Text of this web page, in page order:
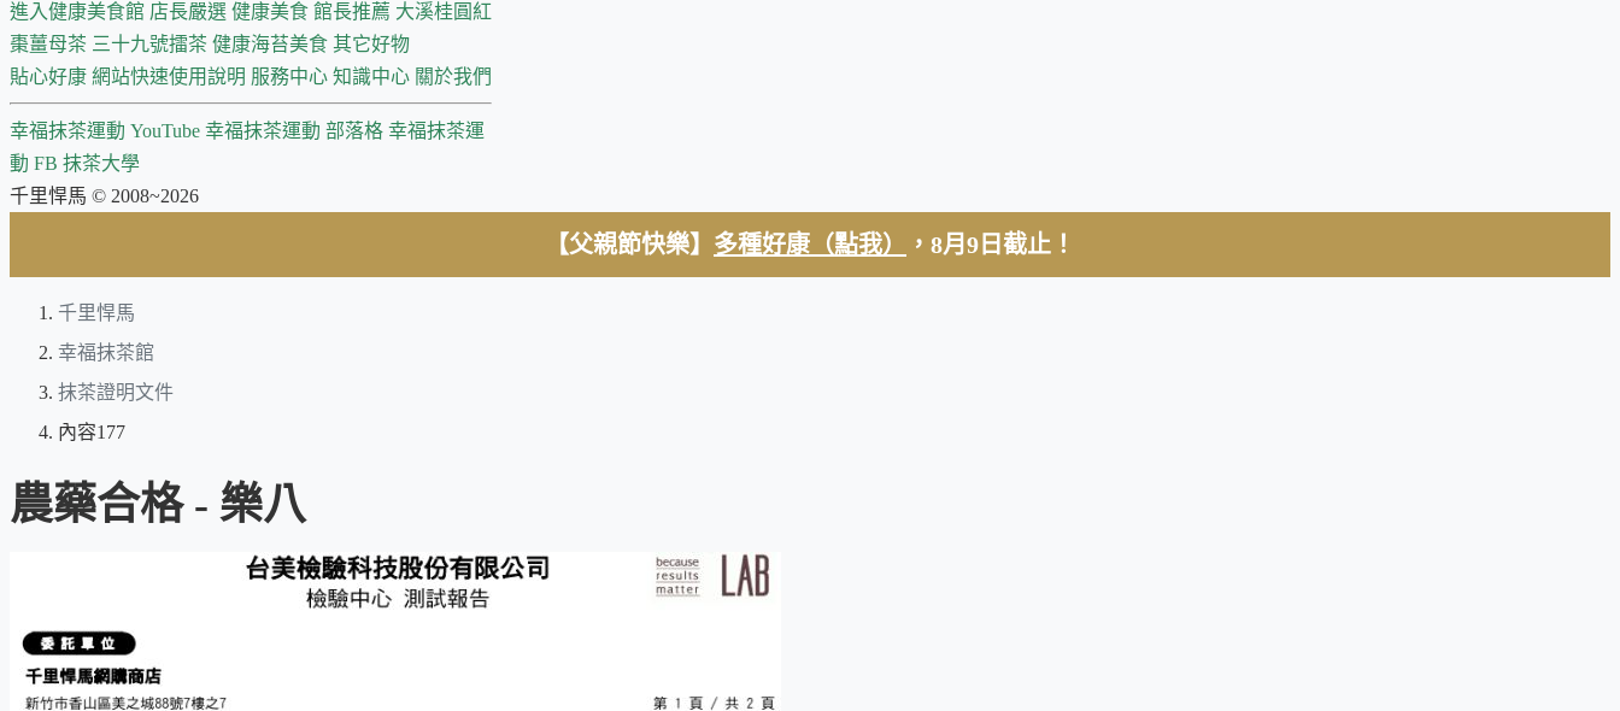
進入健康美食館 店長嚴選 健康美食 館長推薦 大溪桂圓紅
棗薑母茶 三十九號擂茶 健康海苔美食 其它好物
貼心好康 網站快速使用說明 服務中心 知識中心 關於我們
幸福抹茶運動 YouTube 幸福抹茶運動 部落格 幸福抹茶運
動 FB 抹茶大學
千里悍馬 © 2008~2026
【父親節快樂】 多種好康（點我） ，8月9日截止！
千里悍馬
幸福抹茶館
抹茶證明文件
內容177
農藥合格 - 樂八